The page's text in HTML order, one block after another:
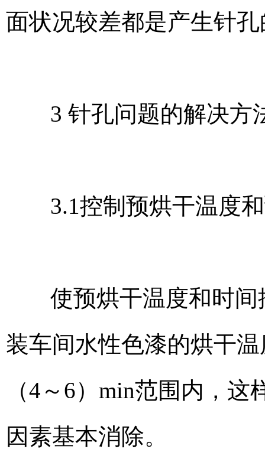
面状况较差都是产生针
3 针孔问题的解决方
3.1控制预烘干温度
使预烘干温度和时间
装车间水性色漆的烘干
（4～6）min范围内，
因素基本消除。